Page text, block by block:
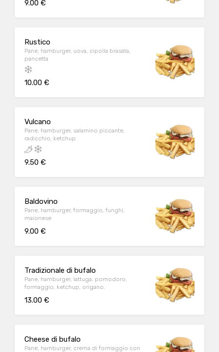
9.00 €
Rustico
Pane, hamburger, uova, cipolla brasata,
pancetta
10.00 €
Vulcano
Pane, hamburger, salamino piccante,
radicchio, ketchup
9.50 €
Baldovino
Pane, hamburger, formaggio, funghi,
maionese
9.00 €
Tradizionale di bufalo
Pane, hamburger, lattuga, pomodoro,
formaggio, ketchup, origano.
13.00 €
Cheese di bufalo
Pane, hamburger, crema di formaggio con